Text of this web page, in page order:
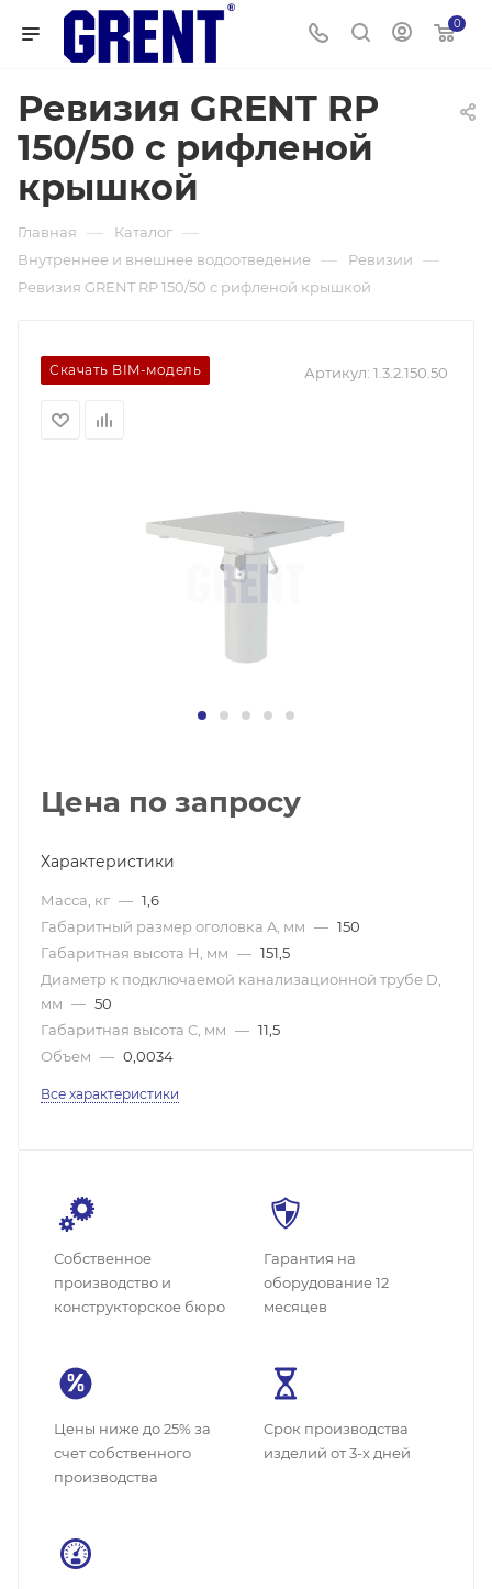
0
Ревизия GRENT RP
150/50 с рифленой
крышкой
Главная — Каталог —
Внутреннее и внешнее водоотведение — Ревизии —
Ревизия GRENT RP 150/50 с рифленой крышкой
Скачать BIM-модель Артикул: 1.3.2.150.50
Цена по запросу
Характеристики
Масса, кг — 1,6
Габаритный размер оголовка A, мм — 150
Габаритная высота H, мм — 151,5
Диаметр к подключаемой канализационной трубе D,
мм — 50
Габаритная высота C, мм — 11,5
Объем — 0,0034
Все характеристики
Собственное
производство и
конструкторское бюро
Гарантия на
оборудование 12
месяцев
Цены ниже до 25% за
счет собственного
производства
Cрок производства
изделий от 3-х дней